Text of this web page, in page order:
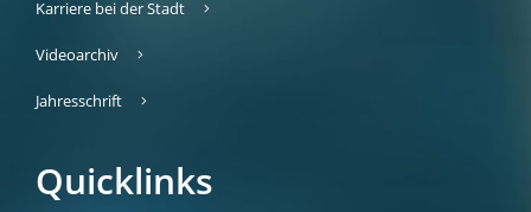
Karriere bei der Stadt
Videoarchiv
Jahresschrift
Quicklinks